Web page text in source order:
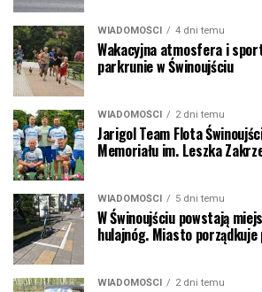
WIADOMOŚCI 4 dni temu
Wakacyjna atmosfera i
parkrunie w Świnoujściu
WIADOMOŚCI 2 dni temu
Jarigol Team Flota
Memoriału im. Leszka
WIADOMOŚCI 5 dni temu
W Świnoujściu powstają
hulajnóg. Miasto
WIADOMOŚCI 2 dni temu